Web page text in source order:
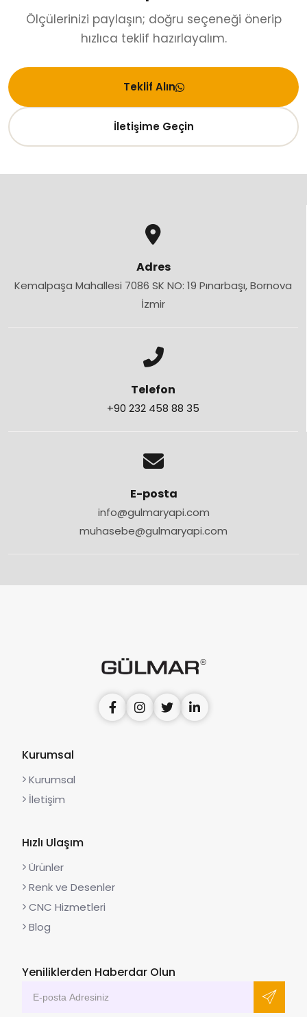
Ölçülerinizi paylaşın; doğru seçeneği önerip
hızlıca teklif hazırlayalım.
Teklif Alın
İletişime Geçin
Adres
Kemalpaşa Mahallesi 7086 SK NO: 19 Pınarbaşı, Bornova
İzmir
Telefon
+90 232 458 88 35
E-posta
info@gulmaryapi.com
muhasebe@gulmaryapi.com
Kurumsal
Kurumsal
İletişim
Hızlı Ulaşım
Ürünler
Renk ve Desenler
CNC Hizmetleri
Blog
Yeniliklerden Haberdar Olun